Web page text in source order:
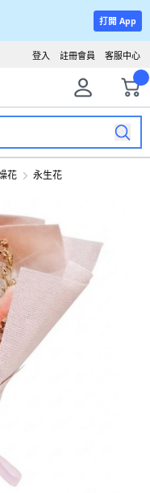
打開 App
客服中心
註冊會員
登入
花 永生花